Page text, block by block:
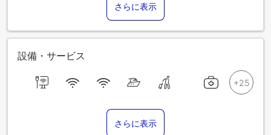
さらに表示
設備・サービス
さらに表示